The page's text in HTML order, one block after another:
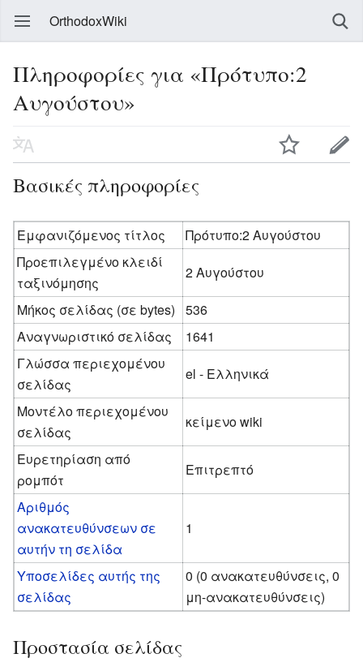
OrthodoxWiki
Πληροφορίες για «Πρότυπο:2
Αυγούστου»
Βασικές πληροφορίες
Εμφανιζόμενος τίτλος
Πρότυπο:2 Αυγούστου
Προεπιλεγμένο κλειδί
ταξινόμησης
2 Αυγούστου
Μήκος σελίδας (σε bytes)
536
Αναγνωριστικό σελίδας
1641
Γλώσσα περιεχομένου
σελίδας
el - Ελληνικά
Μοντέλο περιεχομένου
σελίδας
κείμενο wiki
Ευρετηρίαση από
ρομπότ
Επιτρεπτό
Αριθμός
ανακατευθύνσεων σε
αυτήν τη σελίδα
1
Υποσελίδες αυτής της
σελίδας
0 (0 ανακατευθύνσεις, 0
μη-ανακατευθύνσεις)
Προστασία σελίδας